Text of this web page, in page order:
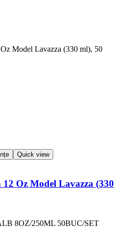
Quick view
Oz Model Lavazza (330